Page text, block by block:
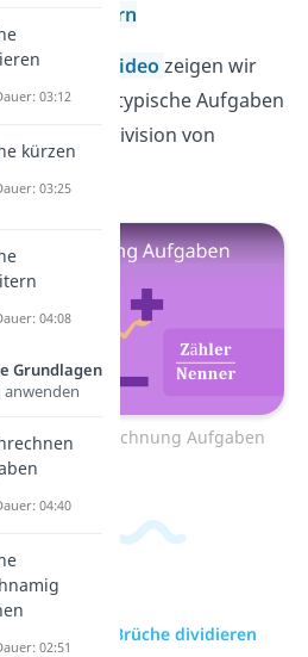
erweitern
anderen
Video zeigen wir
viele typische Aufgaben
zur Division von
Bruchrechnung Aufgaben
Videoseite: Brüche dividieren
03:12
kürzen
03:25
04:08
Grundlagen
04:40
02:51